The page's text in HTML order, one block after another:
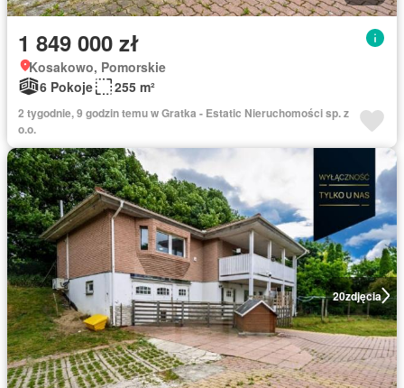
1 849 000 zł
Kosakowo, Pomorskie
6 Pokoje
255 m²
2 tygodnie, 9 godzin temu w Gratka - Estatic Nieruchomości sp. z
o.o.
20zdjęcia